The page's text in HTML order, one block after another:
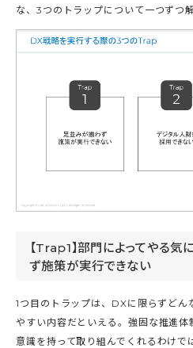
な、3つのトラップについて一つずつ
【Trap1】部門によってやる気
ず施策が実行できない
1つ目のトラップは、DXに限らずどん
やすい内容だといえる。強固な推進
意識を持って取り組んでくれるわけ